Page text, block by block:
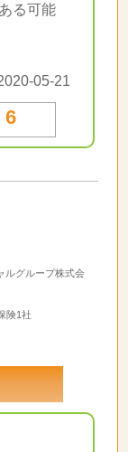
る可能
05-21
6
ルグループ株式会
険1社